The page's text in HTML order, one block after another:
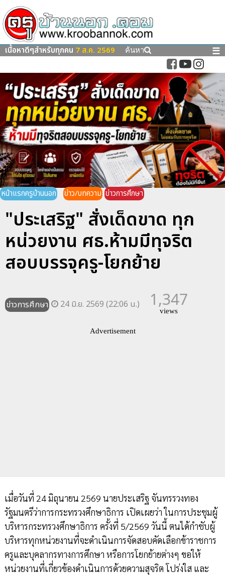
เนื้อหาดีๆสำหรับทุกคน 7 ส.ค. 2569 ค้นหา ☰
หน้าแรกครูบ้านนอก ข่าว/บทความ ข่าวการศึกษา
"ประเสริฐ" สั่งเด็ดขาด ทุก
หน่วยงาน ศธ.ห้ามมีทุจริต
สอบบรรจุครู-โยกย้าย
ข่าวการศึกษา 24 มิ.ย. 2569 (22:06 น.) 1,347
views
Advertisement
เมื่อวันที่ 24 มิถุนายน 2569 นายประเสริฐ จันทรรวงทอง
รัฐมนตรีว่าการกระทรวงศึกษาธิการ เปิดเผยว่า ในการประชุมผู้
บริหารกระทรวงศึกษาธิการ ครั้งที่ 5/2569 วันนี้ ตนได้กำชับผู้
บริหารทุกหน่วยงานที่จะดำเนินการจัดสอบคัดเลือกข้าราชการ
ครูและบุคลากรทางการศึกษา หรือการโยกย้ายต่างๆ ขอให้
หน่วยงานที่เกี่ยวข้องดำเนินการด้วยความสุจริต โปร่งใส และ